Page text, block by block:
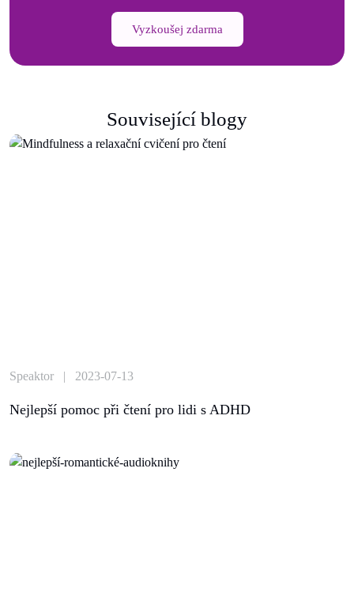
Vyzkoušej zdarma
Související blogy
Speaktor | 2023-07-13
Nejlepší pomoc při čtení pro lidi s ADHD